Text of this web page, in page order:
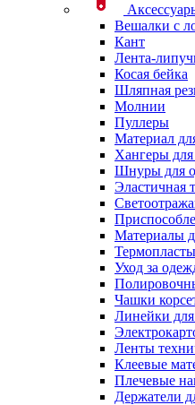
Вешалки с
Кант
Лента-
Косая бейка
Шляпная
Молнии
Пуллеры
Материал
Хангеры для
Шнуры для
Эластичная
Материалы
Термопласты
Уход за
Чашки
Линейки для
Ленты
Клеевые
Плечевые
Держатели